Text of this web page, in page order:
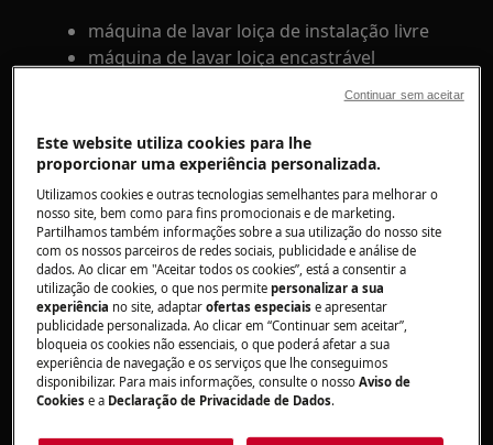
máquina de lavar loiça de instalação livre
máquina de lavar loiça encastrável
1. Use pastilhas para a máquina de lavar
loiça em ciclos longos, para evitar que fiquem
resíduos de detergente nos utensílios de
cozinha.
As pastilhas para máquina de lavar loiça podem
não dissolver-se totalmente em ciclos curtos
2. Experimente outra marca de pastilhas para
máquina de lavar loiça ou, em alternativa,
use detergente em pó.
Algumas marcas de detergente em
Este website utiliza cookies para lhe
proporcionar uma experiência personalizada.
Utilizamos cookies e outras tecnologias semelhantes para melhorar o
nosso site, bem como para fins promocionais e de marketing.
Partilhamos também informações sobre a sua utilização do nosso site
com os nossos parceiros de redes sociais, publicidade e análise de
dados. Ao clicar em "Aceitar todos os cookies”, está a consentir a
utilização de cookies, o que nos permitepersonalizar a sua
experiência no site, adaptarofertas especiaise apresentar
publicidade personalizada. Ao clicar em “Continuar sem aceitar”,
bloqueia os cookies não essenciais, o que poderá afetar a sua
experiência de navegação e os serviços que lhe conseguimos
disponibilizar. Para mais informações, consulte o nossoAviso de
Cookies e a Declaração de Privacidade de Dados.
Continuar sem aceitar